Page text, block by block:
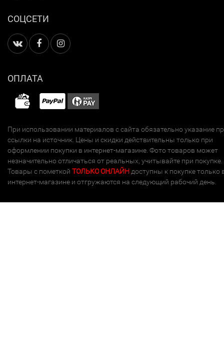
СОЦСЕТИ
ОПЛАТА
При использовании материалов с сайта обязательно указание
ссылки на источник. Цены и скидки действительны только при
оформлении покупки в интернет-магазине. Фото товаров может
незначительно отличаться от реальных, учитывайте при покупке.
Товары с пометкой ТОЛЬКО ОНЛАЙН доступны к покупке только
интернет-магазине и отгружаются на следующий рабочий день.